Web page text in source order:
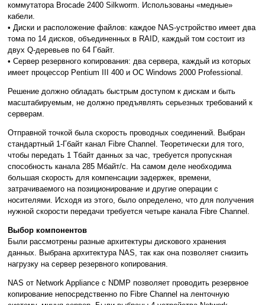
коммутатора Brocade 2400 Silkworm. Использованы «медные»
кабели.
• Диски и расположение файлов: каждое NAS-устройство имеет два
тома по 14 дисков, объединенных в RAID, каждый том состоит из
двух Q-деревьев по 64 Гбайт.
• Сервер резервного копирования: два сервера, каждый из которых
имеет процессор Pentium III 400 и ОС Windows 2000 Professional.
Решение должно обладать быстрым доступом к дискам и быть
масштабируемым, не должно предъявлять серьезных требований к
серверам.
Отправной точкой была скорость проводных соединений. Выбран
стандартный 1-Гбайт канал Fibre Channel. Теоретически для того,
чтобы передать 1 Tбайт данных за час, требуется пропускная
способность канала 285 Mбайт/с. На самом деле необходима
большая скорость для компенсации задержек, времени,
затрачиваемого на позиционирование и другие операции с
носителями. Исходя из этого, было определено, что для получения
нужной скорости передачи требуется четыре канала Fibre Channel.
Выбор компонентов
Были рассмотрены разные архитектуры дискового хранения
данных. Выбрана архитектура NAS, так как она позволяет снизить
нагрузку на сервер резервного копирования.
NAS от Network Appliance с NDMP позволяет проводить резервное
копирование непосредственно по Fibre Channel на ленточную